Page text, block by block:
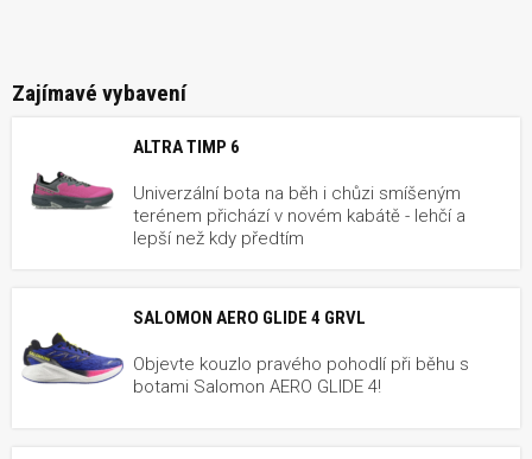
Zajímavé vybavení
ALTRA TIMP 6
Univerzální bota na běh i chůzi smíšeným
terénem přichází v novém kabátě - lehčí a
lepší než kdy předtím
SALOMON AERO GLIDE 4 GRVL
Objevte kouzlo pravého pohodlí při běhu s
botami Salomon AERO GLIDE 4!